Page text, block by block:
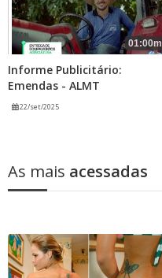
01:00m
Informe Publicitário:
Emendas - ALMT
22/set/2025
As mais acessadas